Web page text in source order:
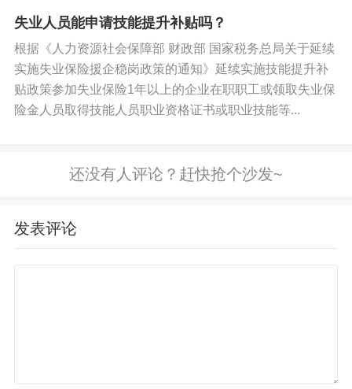
贴，可以举报，查实后可能获得奖励。
8. 政策生效时间
成本，鼓励企业落实180天产假，同时保障女职工权益。企
失业人员能申请技能提升补贴吗？
根据《人力资源社会保障部 财政部 国家税务总局关于延续
实施失业保险援企稳岗政策的通知》延续实施技能提升补
贴政策参加失业保险1年以上的企业在职职工或领取失业保
险金人员取得技能人员职业资格证书或职业技能等...
发表评论